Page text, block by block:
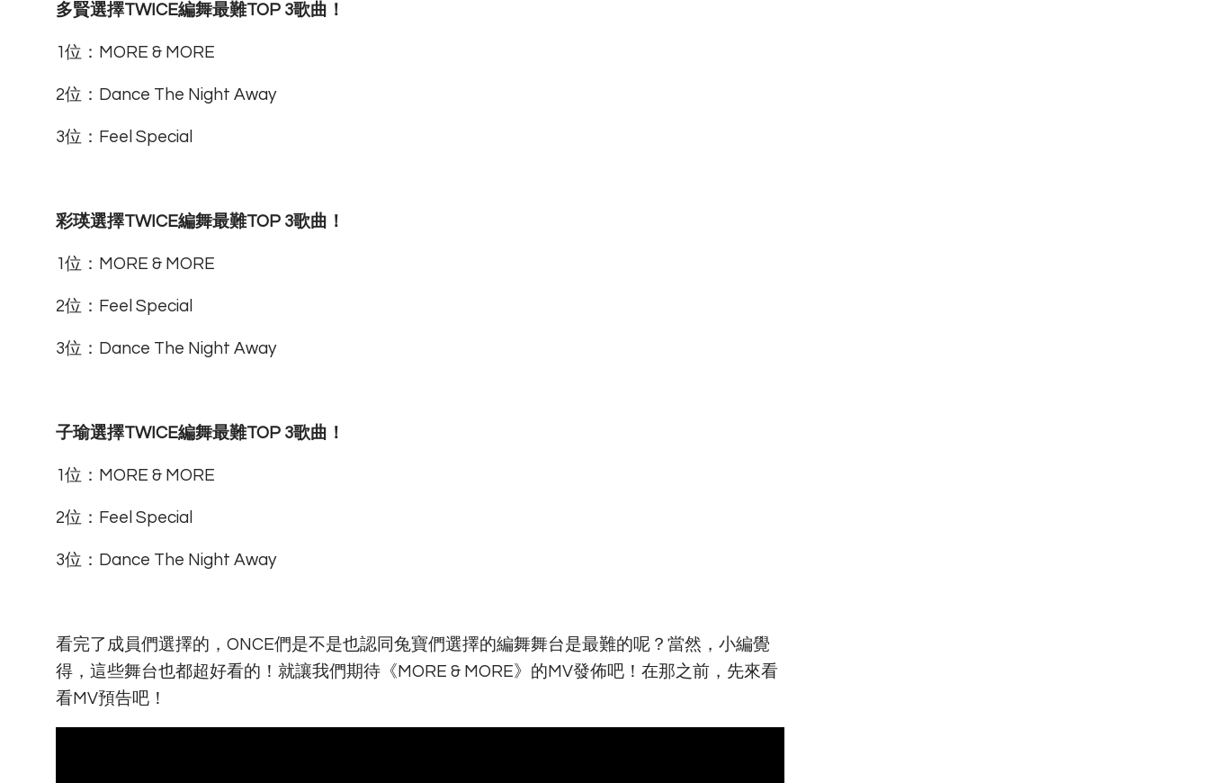
多賢選擇TWICE編舞最難TOP 3歌曲！
1位：MORE & MORE
2位：Dance The Night Away
3位：Feel Special
彩瑛選擇TWICE編舞最難TOP 3歌曲！
1位：MORE & MORE
2位：Feel Special
3位：Dance The Night Away
子瑜選擇TWICE編舞最難TOP 3歌曲！
1位：MORE & MORE
2位：Feel Special
3位： Dance The Night Away
看完了成員們選擇的，ONCE們是不是也認同兔寶們選擇的編舞舞台是最難的呢？當然，小編覺
得，這些舞台也都超好看的！就讓我們期待《MORE & MORE》的MV發佈吧！在那之前，先來看
看MV預告吧！